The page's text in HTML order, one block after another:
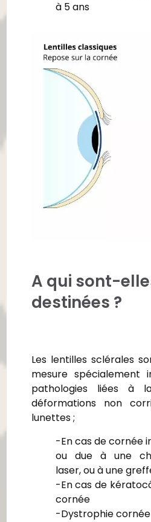
à 5 ans
A qui sont-
destinées ?
Les lentilles sclérales
mesure spécialement
pathologies liées à
déformations non
lunettes ;
-En cas de cornée
ou due à une
laser, ou à une
-En cas de
cornée
-Dystrophie